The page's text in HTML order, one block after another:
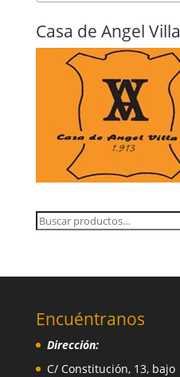
Casa de Angel Villa
Buscar
Encuéntranos
Dirección:
C/ Constitución, 13, bajo